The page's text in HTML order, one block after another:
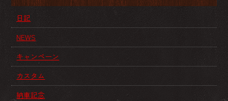
日記
NEWS
キャンペーン
カスタム
納車記念